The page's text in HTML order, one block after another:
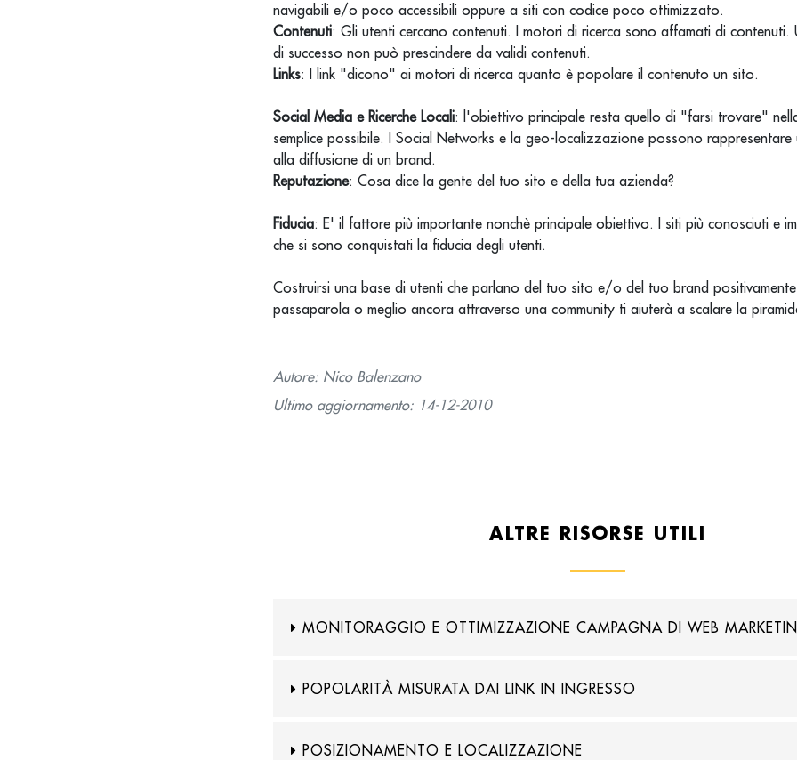
navigabili e/o poco accessibili oppure a siti con codice poco ottimizzato.
Contenuti: Gli utenti cercano contenuti. I motori di ricerca sono affamati di contenuti.
di successo non può prescindere da validi contenuti.
Links: I link "dicono" ai motori di ricerca quanto è popolare il contenuto un sito.
Social Media e Ricerche Locali: l'obiettivo principale resta quello di "farsi trovare"
semplice possibile. I Social Networks e la geo-localizzazione possono
alla diffusione di un brand.
Reputazione: Cosa dice la gente del tuo sito e della tua azienda?
Fiducia: E' il fattore più importante nonchè principale obiettivo. I siti più conosciuti e
che si sono conquistati la fiducia degli utenti.
Costruirsi una base di utenti che parlano del tuo sito e/o del tuo brand
passaparola o meglio ancora attraverso una community ti aiuterà a scalare la
Autore: Nico Balenzano
Ultimo aggiornamento: 14-12-2010
ALTRE RISORSE UTILI
MONITORAGGIO E OTTIMIZZAZIONE CAMPAGNA DI WEB
POPOLARITÀ MISURATA DAI LINK IN INGRESSO
POSIZIONAMENTO E LOCALIZZAZIONE